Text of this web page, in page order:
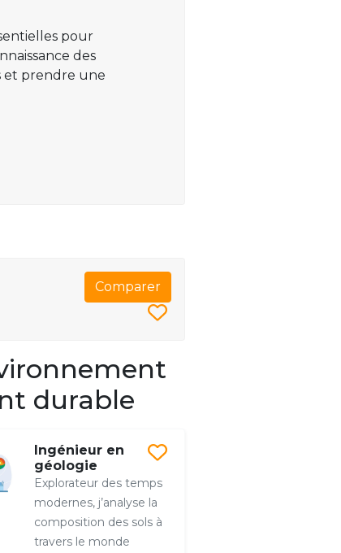
pour
des
et prendre une
Comparer
durable
Ingénieur en
géologie
Explorateur des temps
modernes, j’analyse la
composition des sols à
travers le monde